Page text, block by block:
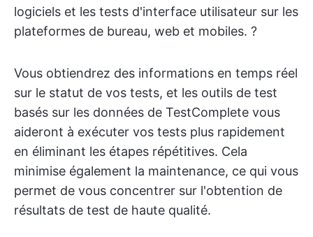
logiciels et les tests d'interface utilisateur sur les
plateformes de bureau, web et mobiles. ?
Vous obtiendrez des informations en temps réel
sur le statut de vos tests, et les outils de test
basés sur les données de TestComplete vous
aideront à exécuter vos tests plus rapidement
en éliminant les étapes répétitives. Cela
minimise également la maintenance, ce qui vous
permet de vous concentrer sur l'obtention de
résultats de test de haute qualité.